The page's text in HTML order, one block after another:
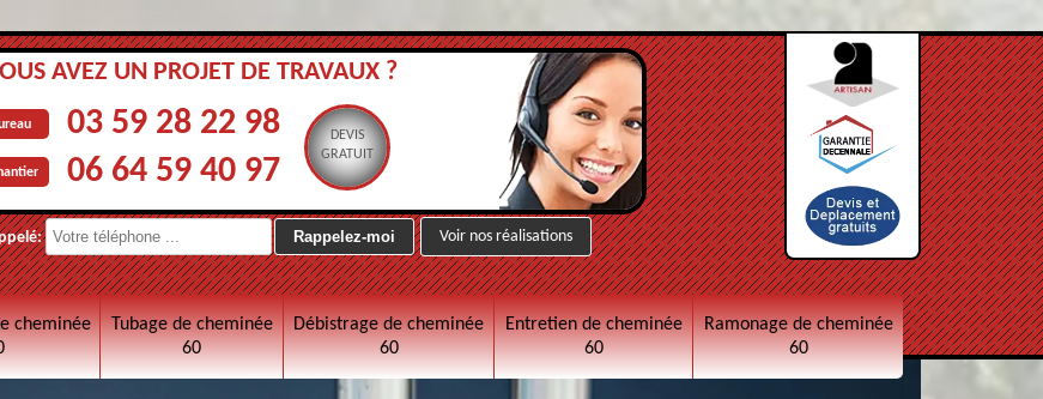
AVEZ UN PROJET DE TRAVAUX ?
03 59 28 22 98
06 64 59 40 97
DEVIS
GRATUIT
Voir nos réalisations
cheminée
Tubage de cheminée
60
Débistrage de cheminée
60
Entretien de cheminée
60
Ramonage de cheminée
60